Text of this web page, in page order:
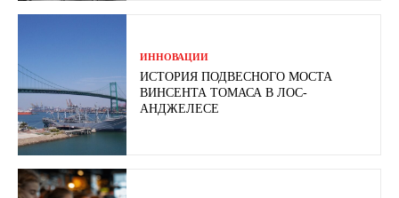
ИННОВАЦИИ
ИСТОРИЯ ПОДВЕСНОГО МОСТА
ВИНСЕНТА ТОМАСА В ЛОС-
АНДЖЕЛЕСЕ